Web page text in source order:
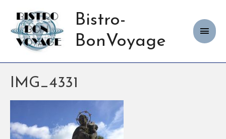
Bistro-
BonVoyage
IMG_4331